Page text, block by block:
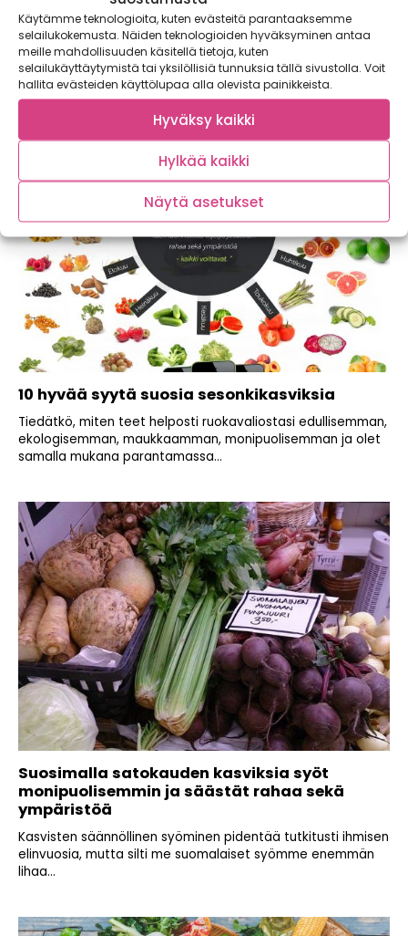
Käytämme teknologioita, kuten evästeitä parantaaksemme
selailukokemusta. Näiden teknologioiden hyväksyminen antaa
meille mahdollisuuden käsitellä tietoja, kuten
selailukäyttäytymistä tai yksilöllisiä tunnuksia tällä sivustolla. Voit
hallita evästeiden käyttölupaa alla olevista painikkeista.
Hyväksy kaikki
Hylkää kaikki
Näytä asetukset
Retiisi
Makeankirpeä, pirteä retiisi (Raphanus sativus) rouskuu
suussa. Useimmiten sen maussa on potkua, jonka
voimakkuus...
10 hyvää syytä suosia sesonkikasviksia
Tiedätkö, miten teet helposti ruokavaliostasi edullisemman,
ekologisemman, maukkaamman, monipuolisemman ja olet
samalla mukana parantamassa...
Suosimalla satokauden kasviksia syöt
monipuolisemmin ja säästät rahaa sekä
ympäristöä
Kasvisten säännöllinen syöminen pidentää tutkitusti ihmisen
elinvuosia, mutta silti me suomalaiset syömme enemmän
lihaa...